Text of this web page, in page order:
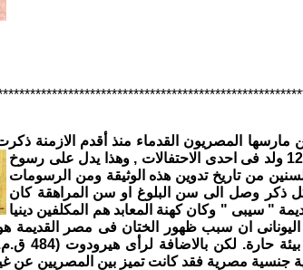
من مارسها المصريون القدماء منذ أقدم الازمنة
ولد فى احدى الاحتفالات , وهذا يدل على رسوخ
من تاريخ تدوين هذه الوثيقة ومن الرسومات
ذكر وصل الى سن البلوغ او سن المراهقة كان
" سيبى " وكان كهنة المعابد هم المكلفين دينيا
ان سبب ظهور الختان فى مصر القديمة
جنسية مصرية فقد كانت تميز بين المصريين عن